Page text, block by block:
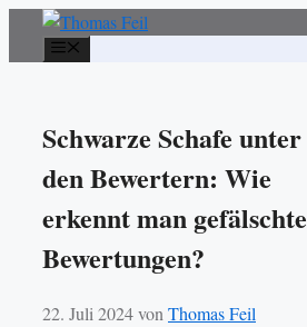
Schwarze Schafe unter
den Bewertern: Wie
erkennt man gefälschte
Bewertungen?
22. Juli 2024von Thomas Feil